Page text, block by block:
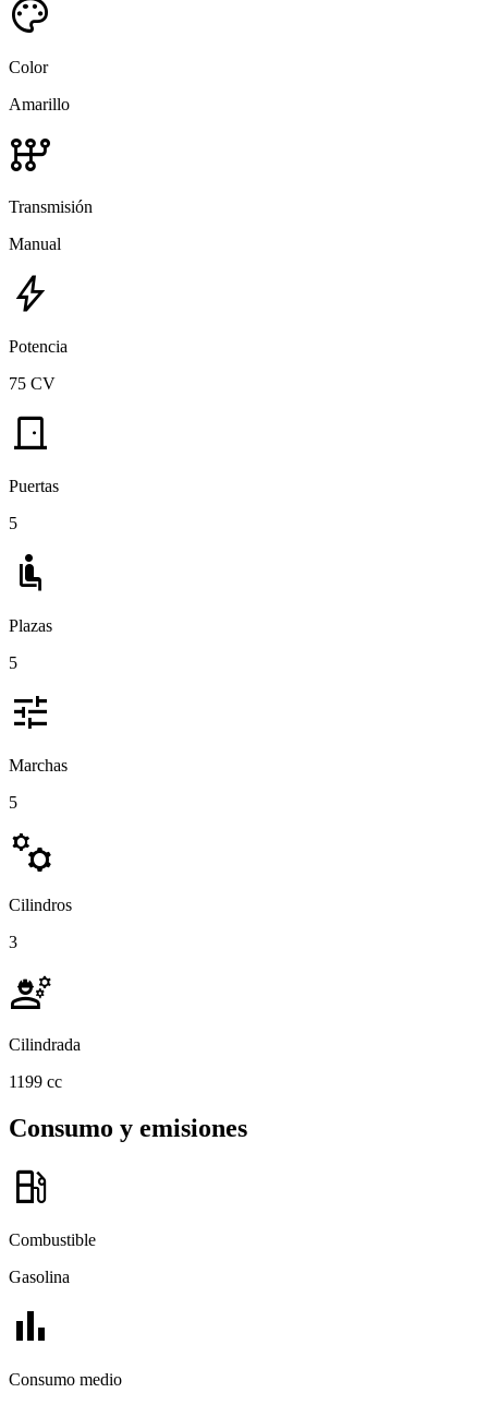
palette
Color
Amarillo
auto_transmission
Transmisión
Manual
bolt
Potencia
75 CV
door_front
Puertas
5
airline_seat_recline_normal
Plazas
5
tune
Marchas
5
manufacturing
Cilindros
3
engineering
Cilindrada
1199 cc
Consumo y emisiones
local_gas_station
Combustible
Gasolina
bar_chart
Consumo medio